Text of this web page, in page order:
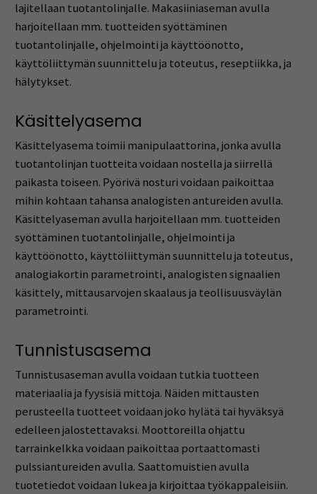
lajitellaan tuotantolinjalle. Makasiiniaseman avulla
harjoitellaan mm. tuotteiden syöttäminen
tuotantolinjalle, ohjelmointi ja käyttöönotto,
käyttöliittymän suunnittelu ja toteutus, reseptiikka, ja
hälytykset.
Käsittelyasema
Käsittelyasema toimii manipulaattorina, jonka avulla
tuotantolinjan tuotteita voidaan nostella ja siirrellä
paikasta toiseen. Pyörivä nosturi voidaan paikoittaa
mihin kohtaan tahansa analogisten antureiden avulla.
Käsittelyaseman avulla harjoitellaan mm. tuotteiden
syöttäminen tuotantolinjalle, ohjelmointi ja
käyttöönotto, käyttöliittymän suunnittelu ja toteutus,
analogiakortin parametrointi, analogisten signaalien
käsittely, mittausarvojen skaalaus ja teollisuusväylän
parametrointi.
Tunnistusasema
Tunnistusaseman avulla voidaan tutkia tuotteen
materiaalia ja fyysisiä mittoja. Näiden mittausten
perusteella tuotteet voidaan joko hylätä tai hyväksyä
edelleen jalostettavaksi. Moottoreilla ohjattu
tarrainkelkka voidaan paikoittaa portaattomasti
pulssiantureiden avulla. Saattomuistien avulla
tuotetiedot voidaan lukea ja kirjoittaa työkappaleisiin.